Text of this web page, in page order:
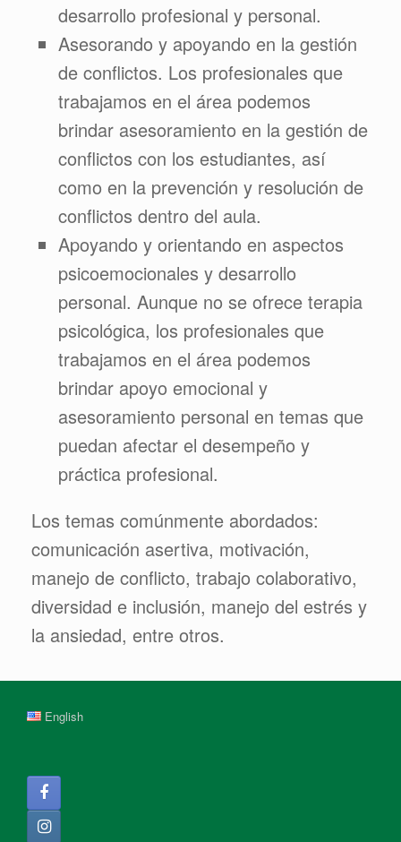
desarrollo profesional y personal.
Asesorando y apoyando en la gestión
de conflictos. Los profesionales que
trabajamos en el área podemos
brindar asesoramiento en la gestión de
conflictos con los estudiantes, así
como en la prevención y resolución de
conflictos dentro del aula.
Apoyando y orientando en aspectos
psicoemocionales y desarrollo
personal. Aunque no se ofrece terapia
psicológica, los profesionales que
trabajamos en el área podemos
brindar apoyo emocional y
asesoramiento personal en temas que
puedan afectar el desempeño y
práctica profesional.
Los temas comúnmente abordados:
comunicación asertiva, motivación,
manejo de conflicto, trabajo colaborativo,
diversidad e inclusión, manejo del estrés y
la ansiedad, entre otros.
English